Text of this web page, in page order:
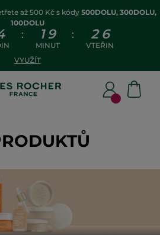
až 500 Kč s kódy 500DOLU, 300DOLU,
100DOLU
: 1 9
MINUT
: 2 4
VTEŘIN
VYUŽÍT